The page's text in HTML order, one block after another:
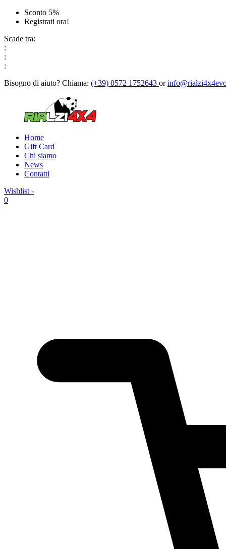
Sconto 5%
Registrati ora!
Scade tra:
:
:
:
Bisogno di aiuto? Chiama: (+39) 0572 1752643 or
Home
Gift Card
Chi siamo
News
Contatti
Wishlist -
0